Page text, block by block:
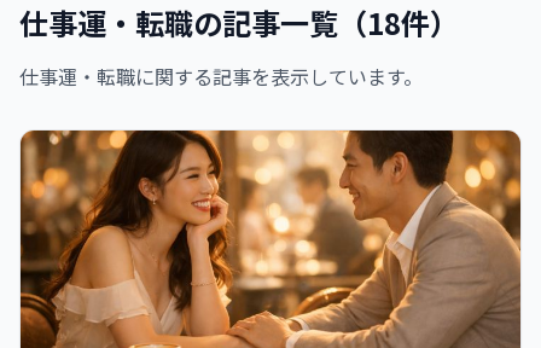
仕事運・転職の記事一覧（18件）
仕事運・転職に関する記事を表示しています。